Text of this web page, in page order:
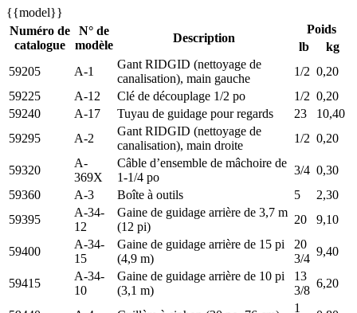
{{model}}
Numéro de
catalogue
N° de
modèle
Description
Poids
lb
kg
59205
A-1
Gant RIDGID (nettoyage de
canalisation), main gauche
1/2 0,20
59225
A-12 Clé de découplage 1/2 po 1/2 0,20
59240
A-17 Tuyau de guidage pour regards 23
10,40
59295
A-2
Gant RIDGID (nettoyage de
canalisation), main droite
1/2 0,20
59320
A-
369X
Câble d’ensemble de mâchoire de
1-1/4 po
3/4 0,30
59360
A-3 Boîte à outils 5
2,30
59395
A-34-
12
Gaine de guidage arrière de 3,7 m
(12 pi)
20 9,10
59400
A-34-
15
Gaine de guidage arrière de 15 pi
(4,9 m)
20
3/4
9,40
59415
A-34-
10
Gaine de guidage arrière de 10 pi
(3,1 m)
13
3/8
6,20
1